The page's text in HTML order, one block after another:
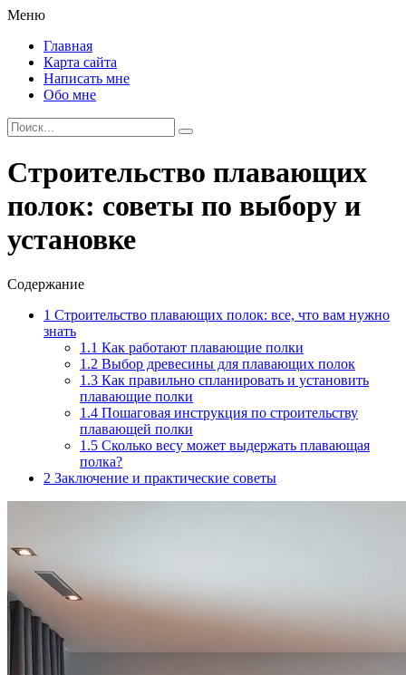
Меню
Главная
Карта сайта
Написать мне
Обо мне
Строительство плавающих
полок: советы по выбору и
установке
Содержание
1 Строительство плавающих полок: все, что вам нужно
знать
1.1 Как работают плавающие полки
1.2 Выбор древесины для плавающих полок
1.3 Как правильно спланировать и установить
плавающие полки
1.4 Пошаговая инструкция по строительству
плавающей полки
1.5 Сколько весу может выдержать плавающая
полка?
2 Заключение и практические советы